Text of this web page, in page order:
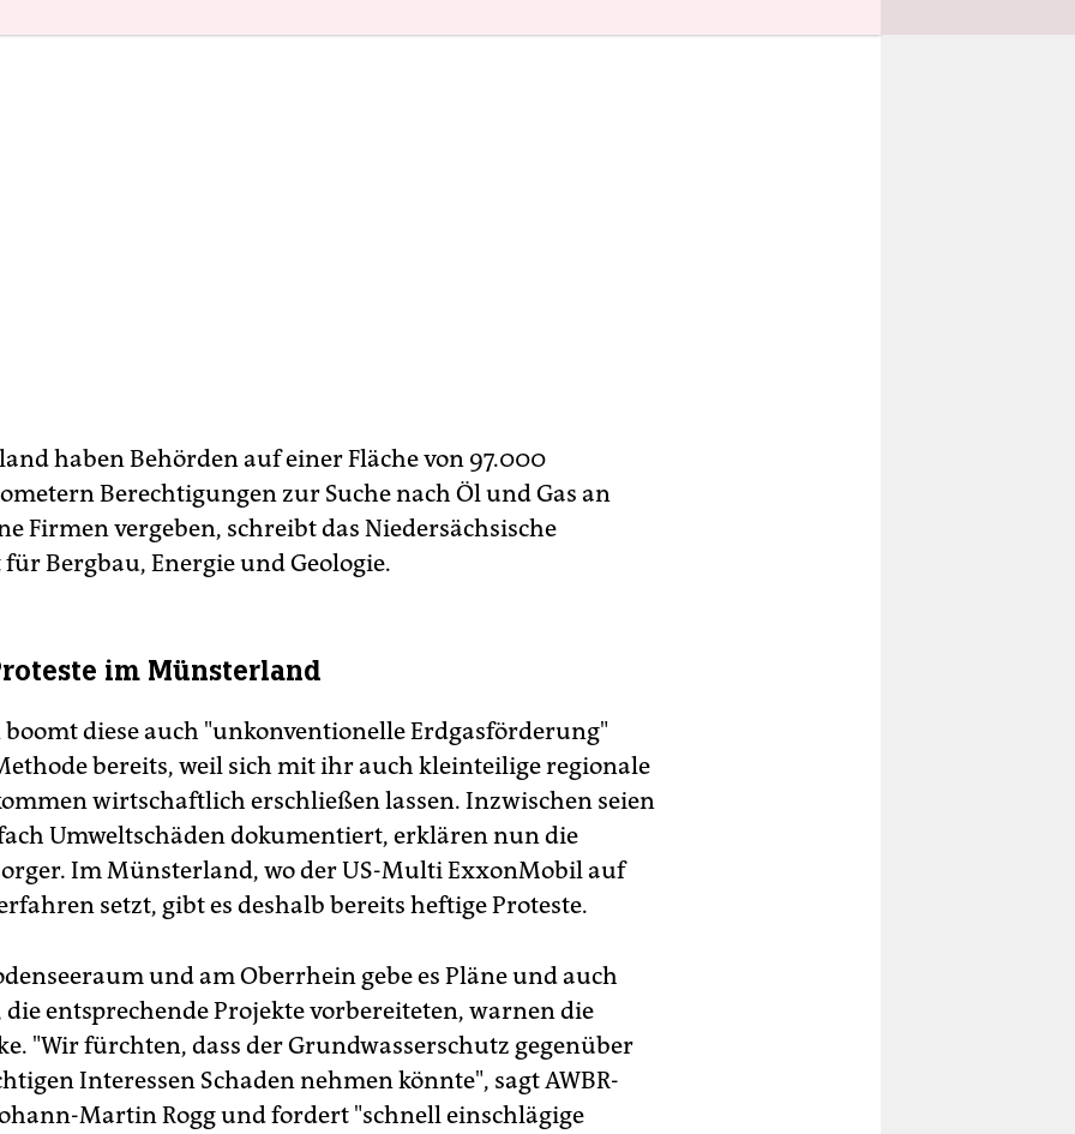
haben Behörden auf einer Fläche von 97.000
Berechtigungen zur Suche nach Öl und Gas an
Firmen vergeben, schreibt das Niedersächsische
Bergbau, Energie und Geologie.
im Münsterland
boomt diese auch "unkonventionelle Erdgasförderung"
bereits, weil sich mit ihr auch kleinteilige regionale
wirtschaftlich erschließen lassen. Inzwischen seien
Umweltschäden dokumentiert, erklären nun die
. Im Münsterland, wo der US-Multi ExxonMobil auf
setzt, gibt es deshalb bereits heftige Proteste.
und am Oberrhein gebe es Pläne und auch
die entsprechende Projekte vorbereiteten, warnen die
"Wir fürchten, dass der Grundwasserschutz gegenüber
Interessen Schaden nehmen könnte", sagt AWBR-
Martin Rogg und fordert "schnell einschlägige